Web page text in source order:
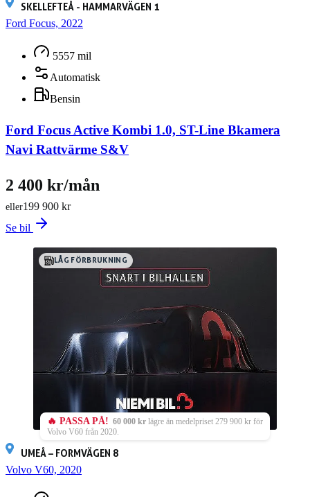
SKELLEFTEÅ - HAMMARVÄGEN 1
Ford Focus, 2022
5557 mil
Automatisk
Bensin
Ford Focus Active Kombi 1.0, ST-Line Bkamera
Navi Rattvärme S&V
199 900 kr
eller
2 400 kr/mån
Se bil
LÅG FÖRBRUKNING
🔥 PASSA PÅ! 60 000 kr lägre än medelpriset 279 900 kr för
Volvo V60 från 2020.
UMEÅ – FORMVÄGEN 8
Volvo V60, 2020